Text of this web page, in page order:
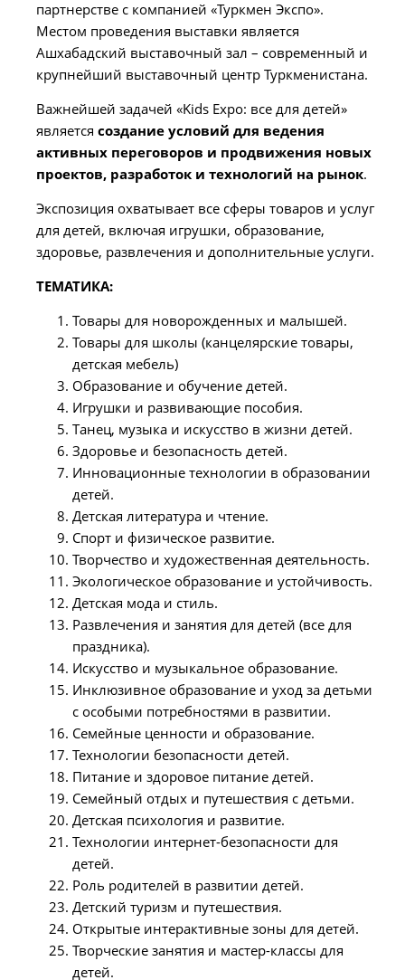
партнерстве с компанией «Туркмен Экспо».
Местом проведения выставки является
Ашхабадский выставочный зал – современный и
крупнейший выставочный центр Туркменистана.
Важнейшей задачей «Kids Expo: все для детей»
является создание условий для ведения
активных переговоров и продвижения новых
проектов, разработок и технологий на рынок.
Экспозиция охватывает все сферы товаров и услуг
для детей, включая игрушки, образование,
здоровье, развлечения и дополнительные услуги.
ТЕМАТИКА:
Товары для новорожденных и малышей.
Товары для школы (канцелярские товары,
детская мебель)
Образование и обучение детей.
Игрушки и развивающие пособия.
Танец, музыка и искусство в жизни детей.
Здоровье и безопасность детей.
Инновационные технологии в образовании
детей.
Детская литература и чтение.
Спорт и физическое развитие.
Творчество и художественная деятельность.
Экологическое образование и устойчивость.
Детская мода и стиль.
Развлечения и занятия для детей (все для
праздника).
Искусство и музыкальное образование.
Инклюзивное образование и уход за детьми
с особыми потребностями в развитии.
Семейные ценности и образование.
Технологии безопасности детей.
Питание и здоровое питание детей.
Семейный отдых и путешествия с детьми.
Детская психология и развитие.
Технологии интернет-безопасности для
детей.
Роль родителей в развитии детей.
Детский туризм и путешествия.
Открытые интерактивные зоны для детей.
Творческие занятия и мастер-классы для
детей.